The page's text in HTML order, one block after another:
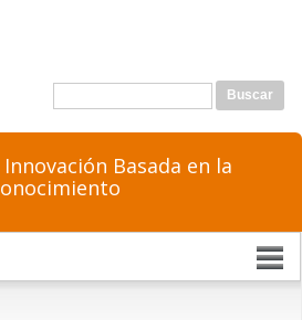
Formulario de búsqueda
Basada en la